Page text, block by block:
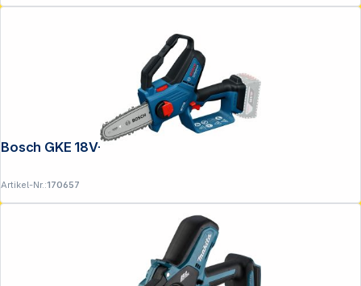
Artikel-Nr.:170657